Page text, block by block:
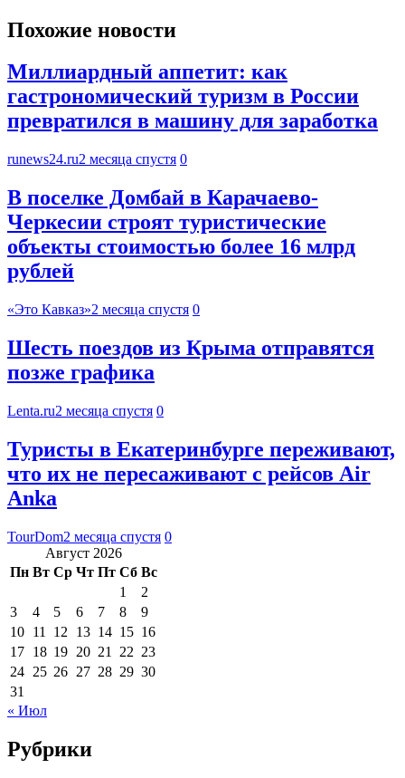
Похожие новости
Миллиардный аппетит: как
гастрономический туризм в России
превратился в машину для заработка
runews24.ru2 месяца спустя 0
В поселке Домбай в Карачаево-
Черкесии строят туристические
объекты стоимостью более 16 млрд
рублей
«Это Кавказ»2 месяца спустя 0
Шесть поездов из Крыма отправятся
позже графика
Lenta.ru2 месяца спустя 0
Туристы в Екатеринбурге переживают,
что их не пересаживают с рейсов Air
Anka
TourDom2 месяца спустя 0
Август 2026
Пн Вт Ср Чт Пт Сб Вс
1
2
3
4 5 6 7 8
9
10 11 12 13 14 15 16
17 18 19 20 21 22 23
24 25 26 27 28 29 30
31
« Июл
Рубрики